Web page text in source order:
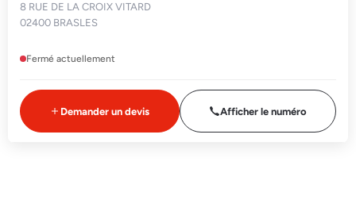
8 RUE DE LA CROIX VITARD
02400 BRASLES
Fermé actuellement
Demander un devis Afficher le numéro